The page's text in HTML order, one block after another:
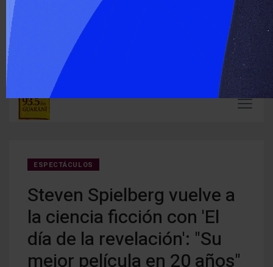
ÚLTIMO MOMENTO :
Carlos Arce anticipó que votará en contra de la modificación
de la Ley de Tierras
En
›
ESPECTÁCULOS
Steven Spielberg vuelve a
la ciencia ficción con 'El
día de la revelación': "Su
mejor película en 20 años"